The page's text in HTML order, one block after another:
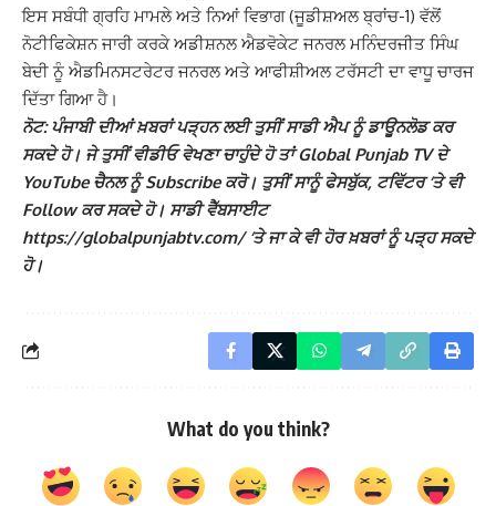
ਇਸ ਸਬੰਧੀ ਗ੍ਰਹਿ ਮਾਮਲੇ ਅਤੇ ਨਿਆਂ ਵਿਭਾਗ (ਜੂਡੀਸ਼ਅਲ ਬ੍ਰਾਂਚ-1) ਵੱਲੋਂ
ਨੋਟੀਫਿਕੇਸ਼ਨ ਜਾਰੀ ਕਰਕੇ ਅਡੀਸ਼ਨਲ ਐਡਵੋਕੇਟ ਜਨਰਲ ਮਨਿੰਦਰਜੀਤ ਸਿੰਘ
ਬੇਦੀ ਨੂੰ ਐਡਮਿਨਸਟਰੇਟਰ ਜਨਰਲ ਅਤੇ ਆਫੀਸ਼ੀਅਲ ਟਰੱਸਟੀ ਦਾ ਵਾਧੂ ਚਾਰਜ
ਦਿੱਤਾ ਗਿਆ ਹੈ।
ਨੋਟ: ਪੰਜਾਬੀ ਦੀਆਂ ਖ਼ਬਰਾਂ ਪੜ੍ਹਨ ਲਈ ਤੁਸੀਂ ਸਾਡੀ ਐਪ ਨੂੰ ਡਾਊਨਲੋਡ ਕਰ
ਸਕਦੇ ਹੋ। ਜੇ ਤੁਸੀਂ ਵੀਡੀਓ ਵੇਖਣਾ ਚਾਹੁੰਦੇ ਹੋ ਤਾਂ Global Punjab TV ਦੇ
YouTube ਚੈਨਲ ਨੂੰ Subscribe ਕਰੋ। ਤੁਸੀਂ ਸਾਨੂੰ ਫੇਸਬੁੱਕ, ਟਵਿੱਟਰ ‘ਤੇ ਵੀ
Follow ਕਰ ਸਕਦੇ ਹੋ। ਸਾਡੀ ਵੈੱਬਸਾਈਟ
https://globalpunjabtv.com/ ‘ਤੇ ਜਾ ਕੇ ਵੀ ਹੋਰ ਖ਼ਬਰਾਂ ਨੂੰ ਪੜ੍ਹ ਸਕਦੇ
ਹੋ।
What do you think?